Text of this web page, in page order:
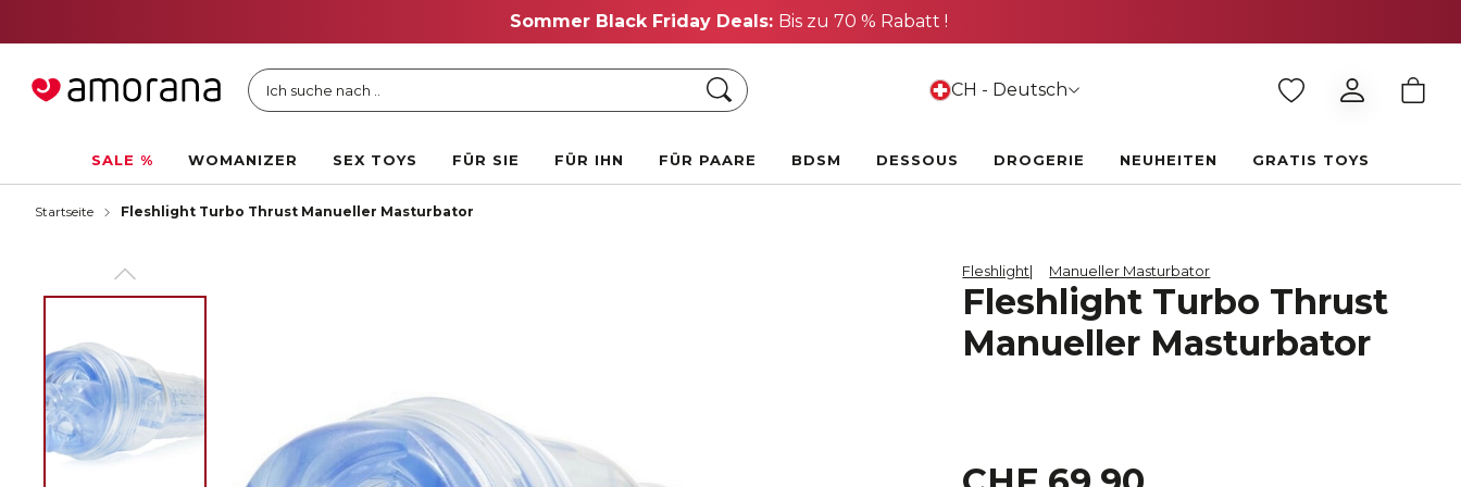
Sommer Black Friday Deals: Bis zu 70 % Rabatt !
Ich suche nach .. Suche CH - Deutsch
SALE % WOMANIZER SEX TOYS FÜR SIE FÜR IHN FÜR PAARE BDSM DESSOUS DROGERIE NEUHEITEN GRATIS TOYS
Startseite Fleshlight Turbo Thrust Manueller Masturbator
Fleshlight Manueller Masturbator
Fleshlight Turbo Thrust
Manueller Masturbator